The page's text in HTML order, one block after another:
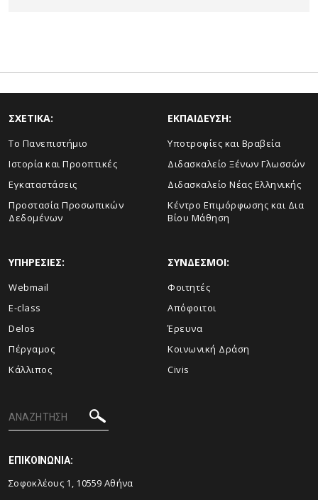
ΣΧΕΤΙΚΑ:
To Πανεπιστήμιο
Ιστορία και Προοπτικές
Εγκαταστάσεις
Προστασία Προσωπικών
Δεδομένων
ΕΚΠΑΙΔΕΥΣΗ:
Υποτροφίες και Βραβεία
Διδασκαλείο Ξένων Γλωσσών
Διδασκαλείο Νέας Ελληνικής
Κέντρο Επιμόρφωσης και Δια
Βίου Μάθηση
ΥΠΗΡΕΣΙΕΣ:
Webmail
E-class
Delos
Πέργαμος
Κάλλιπος
ΣΥΝΔΕΣΜΟΙ:
Φοιτητές
Απόφοιτοι
Έρευνα
Κοινωνική Δράση
Civis
ΕΠΙΚΟΙΝΩΝΙΑ:
Σοφοκλέους 1, 10559 Αθήνα